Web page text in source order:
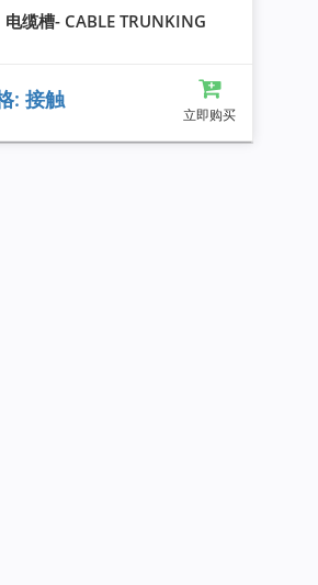
电缆槽- CABLE TRUNKING
: 接触
立即购买